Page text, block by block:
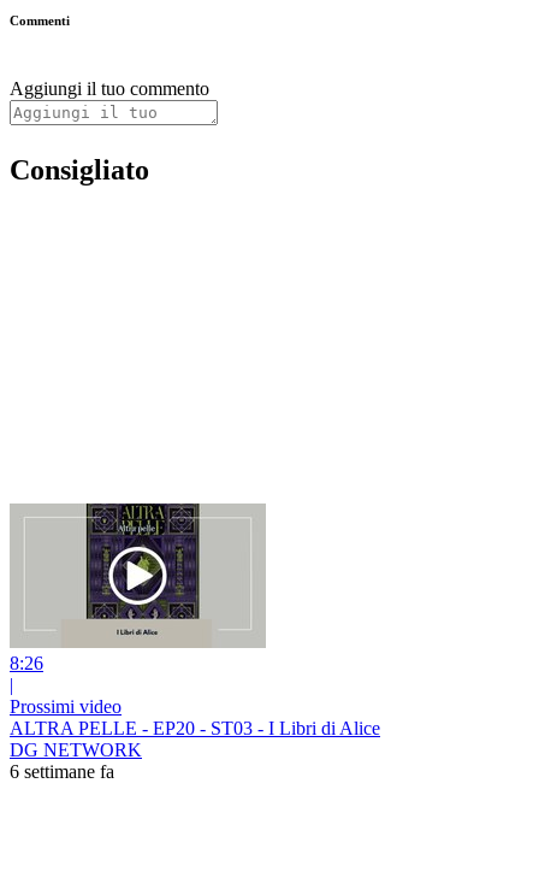
Commenti
Aggiungi il tuo commento
Consigliato
8:26
|
Prossimi video
ALTRA PELLE - EP20 - ST03 - I Libri di Alice
DG NETWORK
6 settimane fa